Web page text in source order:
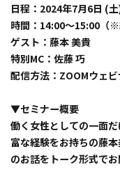
日程：2024年7月6日 (
時間：14:00～15:00（※
ゲスト：藤本 美貴
特別MC：佐藤 巧
配信方法：ZOOMウェビ
▼セミナー概要
働く女性としての一面
富な経験をお持ちの藤
のお話をトーク形式でお